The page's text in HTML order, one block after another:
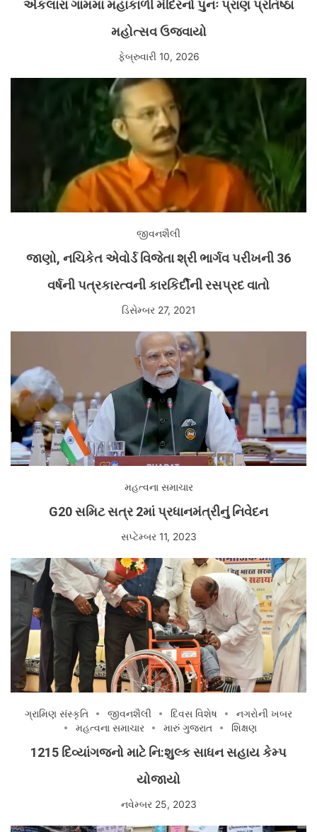
એકલારા ગામમાં મહાકાળી મંદિરનો પુનઃ પ્રાણ પ્રતિષ્ઠા
મહોત્સવ ઉજવાયો
ફેબ્રુવારી 10, 2026
જીવનશૈલી
જાણો, નચિકેત એવોર્ડ વિજેતા શ્રી ભાર્ગવ પરીખની 36
વર્ષની પત્રકારત્વની કારકિર્દીની રસપ્રદ વાતો
ડિસેમ્બર 27, 2021
મહત્વના સમાચાર
G20 સમિટ સત્ર 2માં પ્રધાનમંત્રીનું નિવેદન
સપ્ટેમ્બર 11, 2023
ગ્રામિણ સંસ્કૃતિ જીવનશૈલી દિવસ વિશેષ
નગરોની ખબર
મહત્વના સમાચાર
મારું ગુજરાત શિક્ષણ
1215 દિવ્યાંગજનો માટે નિ:શુલ્ક સાધન સહાય કેમ્પ
યોજાયો
નવેમ્બર 25, 2023